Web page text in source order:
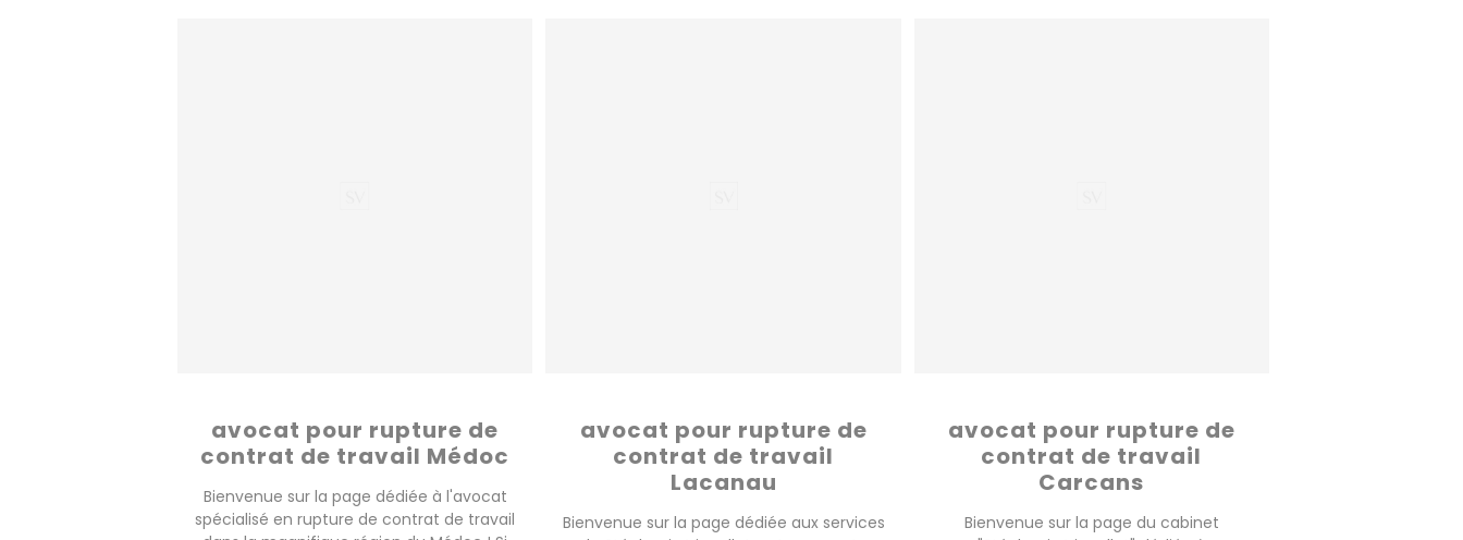
avocat pour rupture de
contrat de travail Médoc
Bienvenue sur la page dédiée à l'avocat
spécialisé en rupture de contrat de travail
avocat pour rupture de
contrat de travail
Lacanau
Bienvenue sur la page dédiée aux services
avocat pour rupture de
contrat de travail
Carcans
Bienvenue sur la page du cabinet